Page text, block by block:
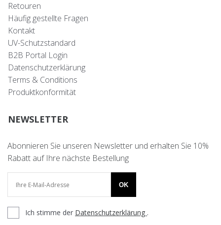
Retouren
Häufig gestellte Fragen
Kontakt
UV-Schutzstandard
B2B Portal Login
Datenschutzerklärung
Terms & Conditions
Produktkonformität
NEWSLETTER
Abonnieren Sie unseren Newsletter und erhalten Sie 10%
Rabatt auf Ihre nächste Bestellung
OK
Ich stimme der Datenschutzerklärung .